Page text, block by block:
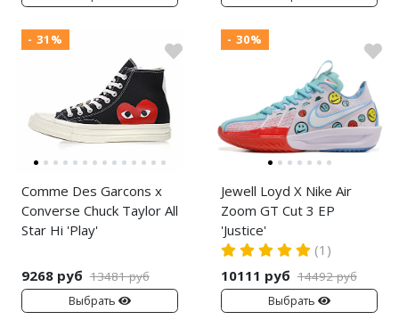
- 31%
Comme Des Garcons x
Converse Chuck Taylor All
Star Hi 'Play'
9268 руб 13481 руб
Выбрать
- 30%
Jewell Loyd X Nike Air
Zoom GT Cut 3 EP
'Justice'
(1)
10111 руб 14492 руб
Выбрать